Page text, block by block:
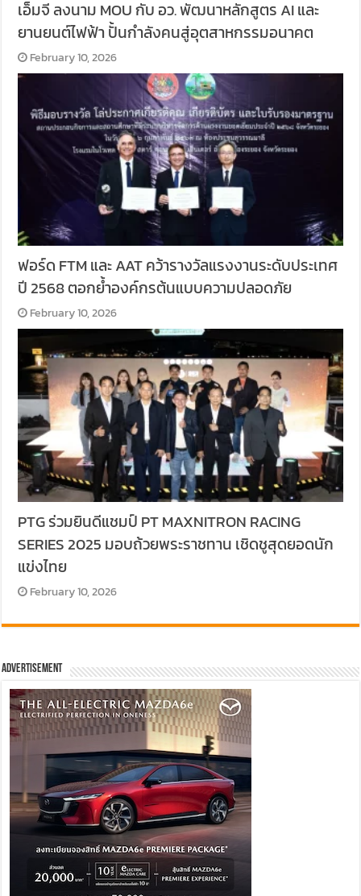
เอ็มจี ลงนาม MOU กับ อว. พัฒนาหลักสูตร AI และ
ยานยนต์ไฟฟ้า ปั้นกำลังคนสู่อุตสาหกรรมอนาคต
February 10, 2026
ฟอร์ด FTM และ AAT คว้ารางวัลแรงงานระดับประเทศ
ปี 2568 ตอกย้ำองค์กรต้นแบบความปลอดภัย
February 10, 2026
PTG ร่วมยินดีแชมป์ PT MAXNITRON RACING
SERIES 2025 มอบถ้วยพระราชทาน เชิดชูสุดยอดนัก
แข่งไทย
February 10, 2026
Advertisement